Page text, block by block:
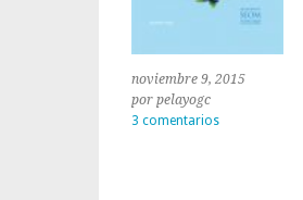
anemia?
noviembre 9, 2015
por pelayogc
3 comentarios